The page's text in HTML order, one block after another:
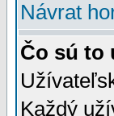
Návrat
Čo sú to
Každý